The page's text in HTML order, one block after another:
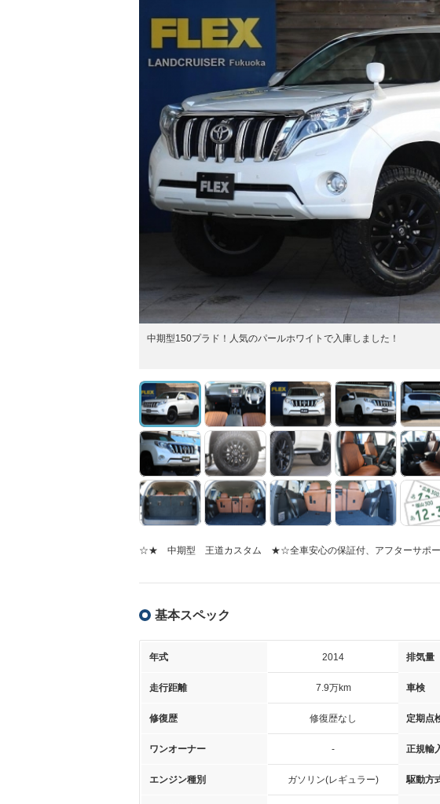
中期型150プラド！人気のパールホワイトで入庫しました！
☆★ 中期型 王道カスタム ★☆全車安心の保証付、アフターサポー
基本スペック
年式 2014 排気量
走行距離 7.9万km 車検
修復歴 修復歴なし 定期点
ワンオーナー - 正規輸
エンジン種別 ガソリン(レギュラー) 駆動方